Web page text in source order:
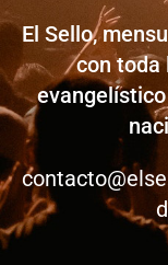
El Sello,
con toda